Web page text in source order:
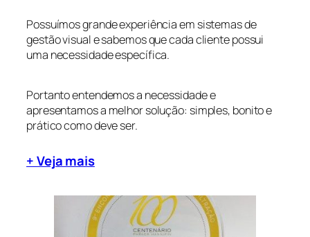
Possuímos grande experiência em sistemas de
gestão visual e sabemos que cada cliente possui
uma necessidade específica.
Portanto entendemos a necessidade e
apresentamos a melhor solução: simples, bonito e
prático como deve ser.
+ Veja mais